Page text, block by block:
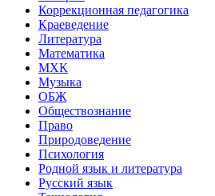
Коррекционная педагогика
Краеведение
Литература
Математика
МХК
Музыка
ОБЖ
Обществознание
Право
Природоведение
Психология
Родной язык и литература
Русский язык